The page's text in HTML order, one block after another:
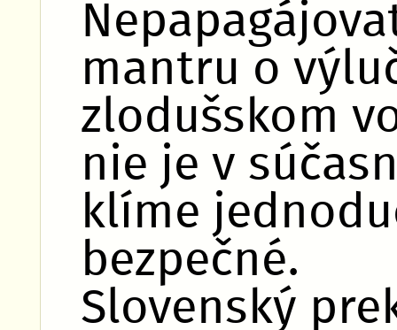
mantru o
zlodušskom
nie je v
klíme
bezpečné.
Slovenský